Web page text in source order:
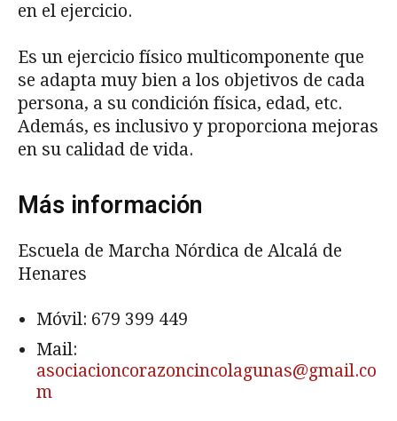
en el ejercicio.
Es un ejercicio físico multicomponente que
se adapta muy bien a los objetivos de cada
persona, a su condición física, edad, etc.
Además, es inclusivo y proporciona mejoras
en su calidad de vida.
Más información
Escuela de Marcha Nórdica de Alcalá de
Henares
Móvil: 679 399 449
Mail:
asociacioncorazoncincolagunas@gmail.co
m